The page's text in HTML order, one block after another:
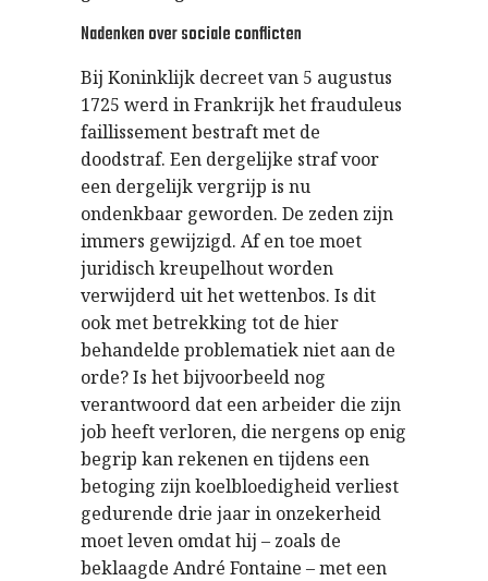
Nadenken over sociale conflicten
Bij Koninklijk decreet van 5 augustus
1725 werd in Frankrijk het frauduleus
faillissement bestraft met de
doodstraf. Een dergelijke straf voor
een dergelijk vergrijp is nu
ondenkbaar geworden. De zeden zijn
immers gewijzigd. Af en toe moet
juridisch kreupelhout worden
verwijderd uit het wettenbos. Is dit
ook met betrekking tot de hier
behandelde problematiek niet aan de
orde? Is het bijvoorbeeld nog
verantwoord dat een arbeider die zijn
job heeft verloren, die nergens op enig
begrip kan rekenen en tijdens een
betoging zijn koelbloedigheid verliest
gedurende drie jaar in onzekerheid
moet leven omdat hij – zoals de
beklaagde André Fontaine – met een